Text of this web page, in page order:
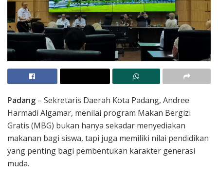
Padang – Sekretaris Daerah Kota Padang, Andree
Harmadi Algamar, menilai program Makan Bergizi
Gratis (MBG) bukan hanya sekadar menyediakan
makanan bagi siswa, tapi juga memiliki nilai pendidikan
yang penting bagi pembentukan karakter generasi
muda.